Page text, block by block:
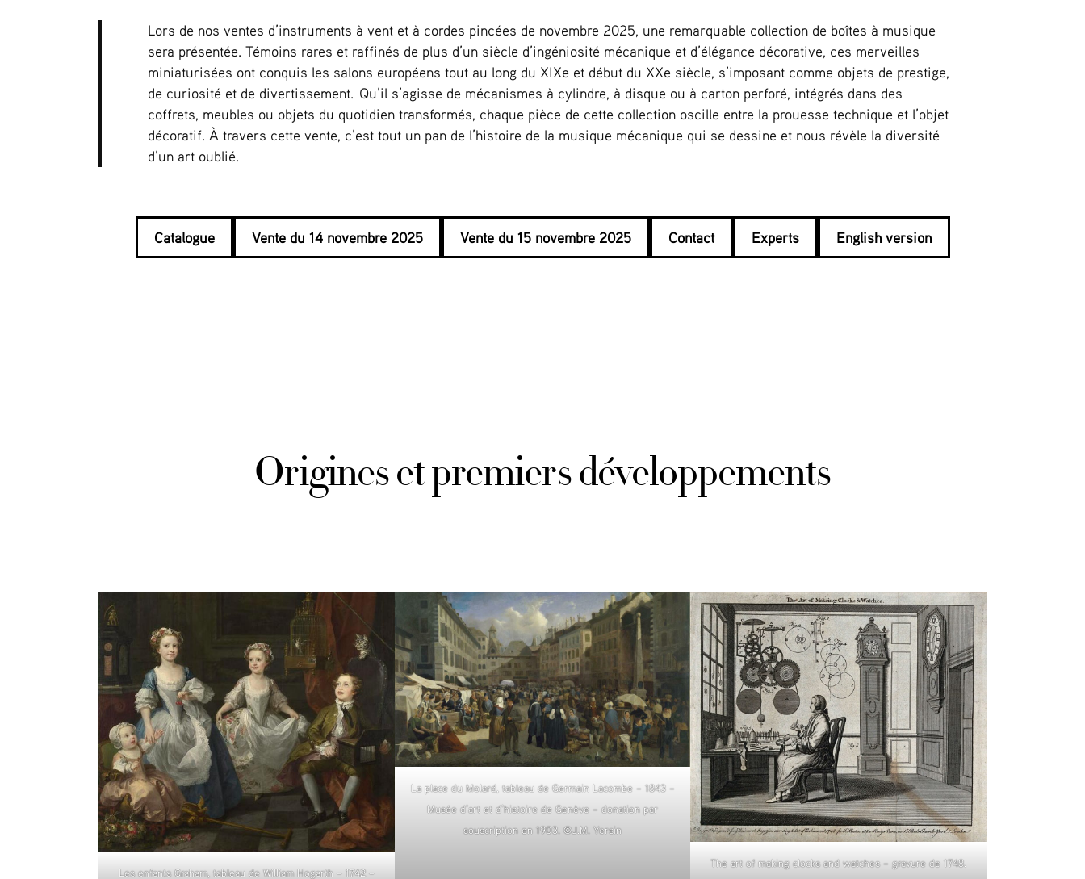
Lors de nos ventes d’instruments à vent et à cordes pincées de novembre 2025, une remarquable collection de boîtes à musique
sera présentée. Témoins rares et raffinés de plus d’un siècle d’ingéniosité mécanique et d’élégance décorative, ces merveilles
miniaturisées ont conquis les salons européens tout au long du XIXe et début du XXe siècle, s’imposant comme objets de prestige,
de curiosité et de divertissement. Qu’il s’agisse de mécanismes à cylindre, à disque ou à carton perforé, intégrés dans des
coffrets, meubles ou objets du quotidien transformés, chaque pièce de cette collection oscille entre la prouesse technique et l’objet
décoratif. À travers cette vente, c’est tout un pan de l’histoire de la musique mécanique qui se dessine et nous révèle la diversité
d’un art oublié.
Catalogue Vente du 14 novembre 2025 Vente du 15 novembre 2025 Contact Experts English version
Origines et premiers développements
Les enfants Graham, tableau de William Hogarth – 1742 –
La place du Molard, tableau de Germain Lacombe – 1843 –
Musée d’art et d’histoire de Genève – donation par
souscription en 1903. ©J.M. Yersin
The art of making clocks and watches – gravure de 1748.